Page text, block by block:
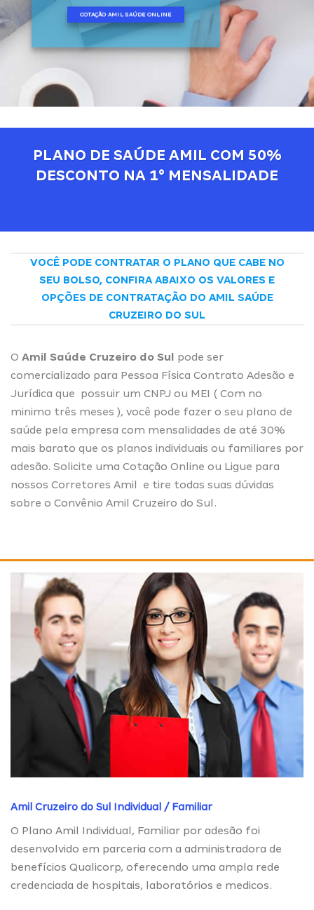
COTAÇÃO AMIL SAÚDE ONLINE
PLANO DE SAÚDE AMIL COM 50%
DESCONTO NA 1° MENSALIDADE
VOCÊ PODE CONTRATAR O PLANO QUE CABE NO
SEU BOLSO, CONFIRA ABAIXO OS VALORES E
OPÇÕES DE CONTRATAÇÃO DO AMIL SAÚDE
CRUZEIRO DO SUL
O Amil Saúde Cruzeiro do Sul pode ser
comercializado para Pessoa Física Contrato Adesão e
Jurídica que possuir um CNPJ ou MEI ( Com no
minimo três meses ), você pode fazer o seu plano de
saúde pela empresa com mensalidades de até 30%
mais barato que os planos individuais ou familiares por
adesão. Solicite uma Cotação Online ou Ligue para
nossos Corretores Amil
e tire todas suas dúvidas
sobre o Convênio Amil Cruzeiro do Sul.
Amil Cruzeiro do Sul Individual / Familiar
O Plano Amil Individual, Familiar por adesão foi
desenvolvido em parceria com a administradora de
benefícios Qualicorp, oferecendo uma ampla rede
credenciada de hospitais, laboratórios e medicos.